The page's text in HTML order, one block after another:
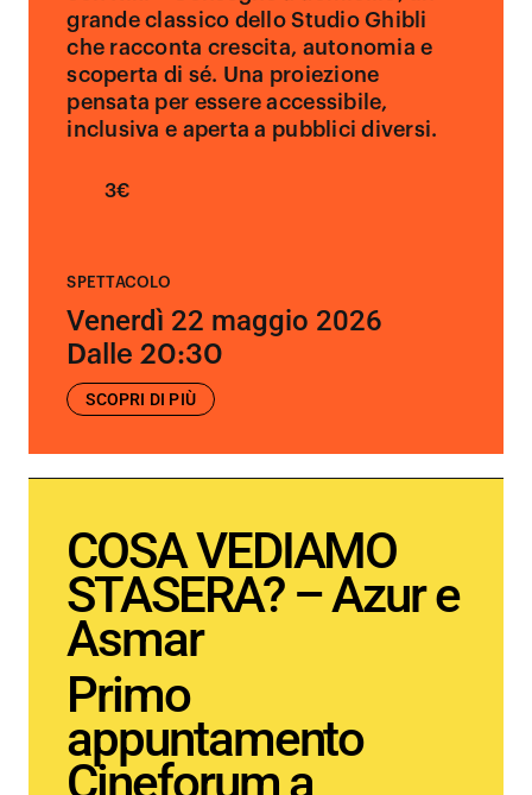
grande classico dello Studio Ghibli
che racconta crescita, autonomia e
scoperta di sé. Una proiezione
pensata per essere accessibile,
inclusiva e aperta a pubblici diversi.
3€
SPETTACOLO
Venerdì 22 maggio 2026
Dalle 20:30
SCOPRI DI PIÙ
COSA VEDIAMO
STASERA? – Azur e
Asmar
Primo
appuntamento
Cineforum a